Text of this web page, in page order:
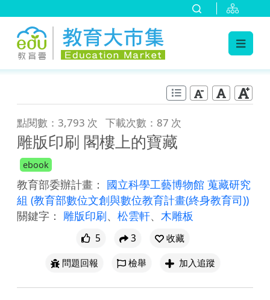
點閱數：3,793 次 下載次數：87 次
雕版印刷 閣樓上的寶藏
ebook
教育部委辦計畫： 國立科學工藝博物館 蒐藏研究
組 (教育部數位文創與數位教育計畫(終身教育司))
關鍵字： 雕版印刷、 松雲軒、 木雕板
5 3
收藏
問題回報
檢舉 加入追蹤